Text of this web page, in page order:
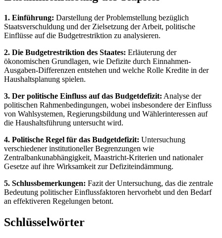
1. Einführung: Darstellung der Problemstellung bezüglich
Staatsverschuldung und der Zielsetzung der Arbeit, politische
Einflüsse auf die Budgetrestriktion zu analysieren.
2. Die Budgetrestriktion des Staates: Erläuterung der
ökonomischen Grundlagen, wie Defizite durch Einnahmen-
Ausgaben-Differenzen entstehen und welche Rolle Kredite in der
Haushaltsplanung spielen.
3. Der politische Einfluss auf das Budgetdefizit: Analyse der
politischen Rahmenbedingungen, wobei insbesondere der Einfluss
von Wahlsystemen, Regierungsbildung und Wählerinteressen auf
die Haushaltsführung untersucht wird.
4. Politische Regel für das Budgetdefizit: Untersuchung
verschiedener institutioneller Begrenzungen wie
Zentralbankunabhängigkeit, Maastricht-Kriterien und nationaler
Gesetze auf ihre Wirksamkeit zur Defiziteindämmung.
5. Schlussbemerkungen: Fazit der Untersuchung, das die zentrale
Bedeutung politischer Einflussfaktoren hervorhebt und den Bedarf
an effektiveren Regelungen betont.
Schlüsselwörter